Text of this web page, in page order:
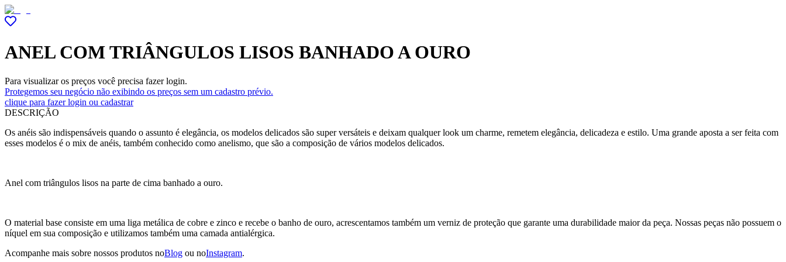
ANEL COM TRIÂNGULOS LISOS BANHADO A OURO
Para visualizar os preços você precisa fazer login.
Protegemos seu negócio não exibindo os preços sem um cadastro prévio.
clique para fazer login ou cadastrar
DESCRIÇÃO
Os anéis são indispensáveis quando o assunto é elegância, os modelos delicados são super versáteis e deixam qualquer look um charme, remetem elegância, delicadeza e estilo. Uma grande aposta a ser feita com
esses modelos é o mix de anéis, também conhecido como anelismo, que são a composição de vários modelos delicados.
Anel com triângulos lisos na parte de cima banhado a ouro.
O material base consiste em uma liga metálica de cobre e zinco e recebe o banho de ouro, acrescentamos também um verniz de proteção que garante uma durabilidade maior da peça. Nossas peças não possuem o
níquel em sua composição e utilizamos também uma camada antialérgica.
Acompanhe mais sobre nossos produtos noBlog ou noInstagram.